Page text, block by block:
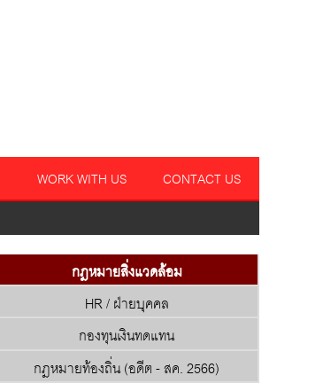
WORK WITH US
CONTACT US
กฎหมายสิ่งแวดล้อม
HR / ฝ่ายบุคคล
กองทุนเงินทดแทน
กฎหมายท้องถิ่น (อดีต - สค. 2566)